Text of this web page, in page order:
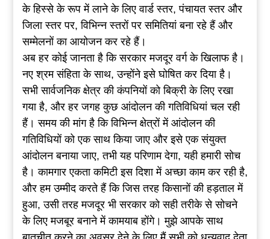
के हिस्से के रूप में लाने के लिए वार्ड स्तर, पंचायत स्तर और
जिला स्तर पर, विभिन्न स्तरों पर समितियां बना रहे हैं और
सम्मेलनों का आयोजन कर रहे हैं।
अब हर कोई जानता है कि सरकार मजदूर वर्ग के खिलाफ है।
नए श्रम संहिता के साथ, उन्होंने इसे घोषित कर दिया है।
सभी सार्वजनिक क्षेत्र की कंपनियों को बिक्री के लिए रखा
गया है, और हर जगह कुछ आंदोलन की गतिविधियां चल रही
हैं। समय की मांग है कि विभिन्न क्षेत्रों में आंदोलन की
गतिविधियों को एक साथ किया जाए और इसे एक संयुक्त
आंदोलन बनाया जाए, तभी यह परिणाम देगा, यही हमारी सोच
है। कामगार एकता कमिटी इस दिशा में अच्छा काम कर रही है,
और हम उम्मीद करते हैं कि जिस तरह किसानों की हड़ताल में
हुआ, उसी तरह मजदूर भी सरकार को सही तरीके से सोचने
के लिए मजबूर बनाने में कामयाब होंगे। मुझे आपके साथ